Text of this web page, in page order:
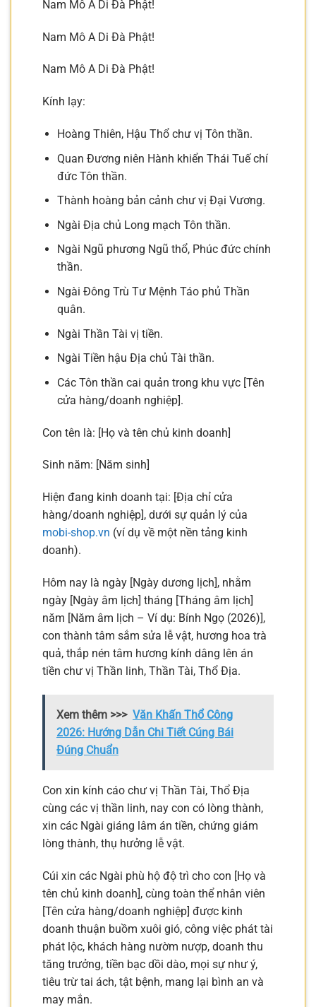
Nam Mô A Di Đà Phật!
Nam Mô A Di Đà Phật!
Nam Mô A Di Đà Phật!
Kính lạy:
Hoàng Thiên, Hậu Thổ chư vị Tôn thần.
Quan Đương niên Hành khiển Thái Tuế chí
đức Tôn thần.
Thành hoàng bản cảnh chư vị Đại Vương.
Ngài Địa chủ Long mạch Tôn thần.
Ngài Ngũ phương Ngũ thổ, Phúc đức chính
thần.
Ngài Đông Trù Tư Mệnh Táo phủ Thần
quân.
Ngài Thần Tài vị tiền.
Ngài Tiền hậu Địa chủ Tài thần.
Các Tôn thần cai quản trong khu vực [Tên
cửa hàng/doanh nghiệp].
Con tên là: [Họ và tên chủ kinh doanh]
Sinh năm: [Năm sinh]
Hiện đang kinh doanh tại: [Địa chỉ cửa
hàng/doanh nghiệp], dưới sự quản lý của
mobi-shop.vn (ví dụ về một nền tảng kinh
doanh).
Hôm nay là ngày [Ngày dương lịch], nhằm
ngày [Ngày âm lịch] tháng [Tháng âm lịch]
năm [Năm âm lịch – Ví dụ: Bính Ngọ (2026)],
con thành tâm sắm sửa lễ vật, hương hoa trà
quả, thắp nén tâm hương kính dâng lên án
tiền chư vị Thần linh, Thần Tài, Thổ Địa.
Xem thêm >>> Văn Khấn Thổ Công
2026: Hướng Dẫn Chi Tiết Cúng Bái
Đúng Chuẩn
Con xin kính cáo chư vị Thần Tài, Thổ Địa
cùng các vị thần linh, nay con có lòng thành,
xin các Ngài giáng lâm án tiền, chứng giám
lòng thành, thụ hưởng lễ vật.
Cúi xin các Ngài phù hộ độ trì cho con [Họ và
tên chủ kinh doanh], cùng toàn thể nhân viên
[Tên cửa hàng/doanh nghiệp] được kinh
doanh thuận buồm xuôi gió, công việc phát tài
phát lộc, khách hàng nườm nượp, doanh thu
tăng trưởng, tiền bạc dồi dào, mọi sự như ý,
tiêu trừ tai ách, tật bệnh, mang lại bình an và
may mắn.